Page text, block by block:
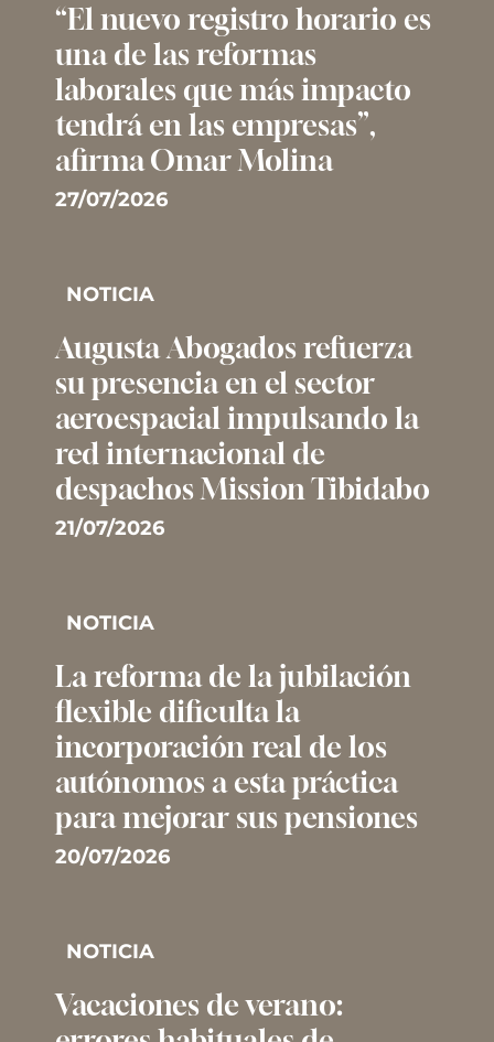
“El nuevo registro horario es
una de las reformas
laborales que más impacto
tendrá en las empresas”,
afirma Omar Molina
27/07/2026
NOTICIA
Augusta Abogados refuerza
su presencia en el sector
aeroespacial impulsando la
red internacional de
despachos Mission Tibidabo
21/07/2026
NOTICIA
La reforma de la jubilación
flexible dificulta la
incorporación real de los
autónomos a esta práctica
para mejorar sus pensiones
20/07/2026
NOTICIA
Vacaciones de verano: